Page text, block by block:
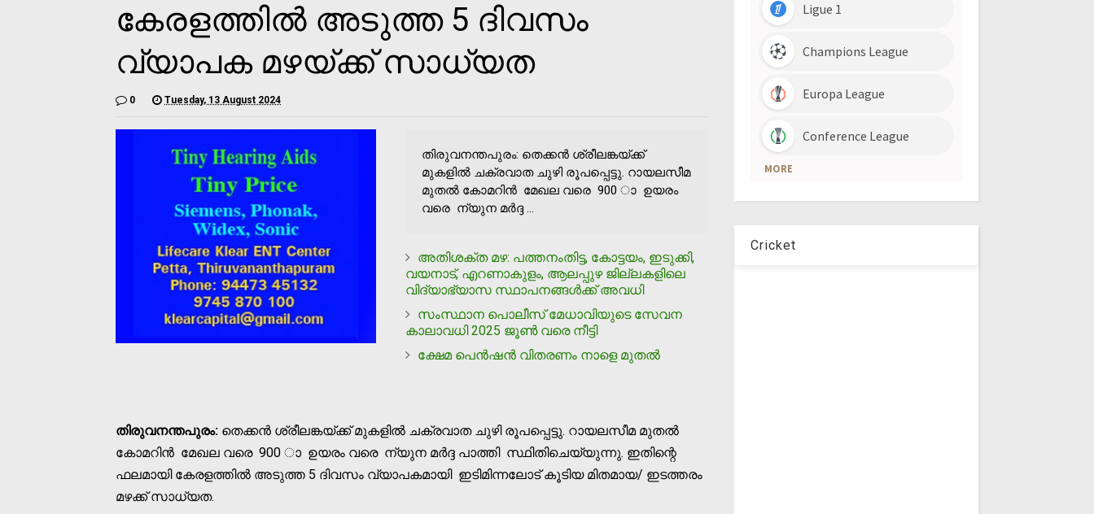
കേരളത്തില്‍ അടുത്ത 5 ദിവസം
വ്യാപക മഴയ്ക്ക് സാധ്യത
0 Tuesday, 13 August 2024
തിരുവനന്തപുരം: തെക്കന്‍ ശ്രീലങ്കയ്ക്ക്
മുകളില്‍ ചക്രവാത ചുഴി രൂപപ്പെട്ടു. റായലസീമ
മുതല്‍ കോമറിന്‍ മേഖല വരെ 900 ാ ഉയരം
വരെ ന്യുന മര്‍ദ്ദ ...
അതിശക്ത മഴ: പത്തനംതിട്ട, കോട്ടയം, ഇടുക്കി,
വയനാട്, എറണാകുളം, ആലപ്പുഴ ജില്ലകളിലെ
വിദ്യാഭ്യാസ സ്ഥാപനങ്ങള്‍ക്ക് അവധി
സംസ്ഥാന പൊലീസ് മേധാവിയുടെ സേവന
കാലാവധി 2025 ജൂണ്‍ വരെ നീട്ടി
ക്ഷേമ പെന്‍ഷന്‍ വിതരണം നാളെ മുതല്‍
തിരുവനന്തപുരം: തെക്കന്‍ ശ്രീലങ്കയ്ക്ക് മുകളില്‍ ചക്രവാത ചുഴി രൂപപ്പെട്ടു. റായലസീമ മുതല്‍
കോമറിന്‍ മേഖല വരെ 900 ാ ഉയരം വരെ ന്യുന മര്‍ദ്ദ പാത്തി സ്ഥിതിചെയ്യുന്നു. ഇതിന്റെ
ഫലമായി കേരളത്തില്‍ അടുത്ത 5 ദിവസം വ്യാപകമായി ഇടിമിന്നലോട് കൂടിയ മിതമായ/ ഇടത്തരം
മഴക്ക് സാധ്യത.
Cricket